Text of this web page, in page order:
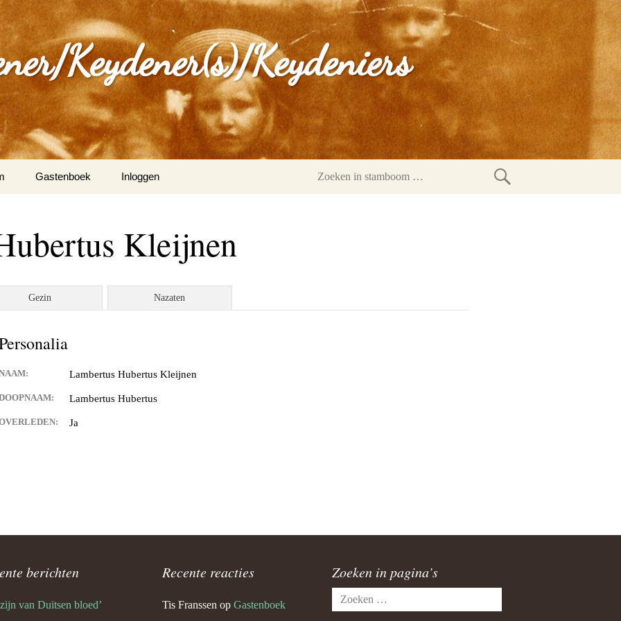
Keydener(s)/Keydeniers
en Tina Vleugels
(Wittem)
en Louisa Sintzen
en Anneke Spaaij
en Trine Van
Keijdener en Riet Jansen
Gastenboek
Inloggen
Zoeken
Kleijnen
Gezin Nazaten
Lambertus Hubertus Kleijnen
Lambertus Hubertus
Ja
berichten
van Duitsen bloed’
Recente reacties
Tis Franssen op Gastenboek
Zoeken in pagina’s
Zoeken
naar: